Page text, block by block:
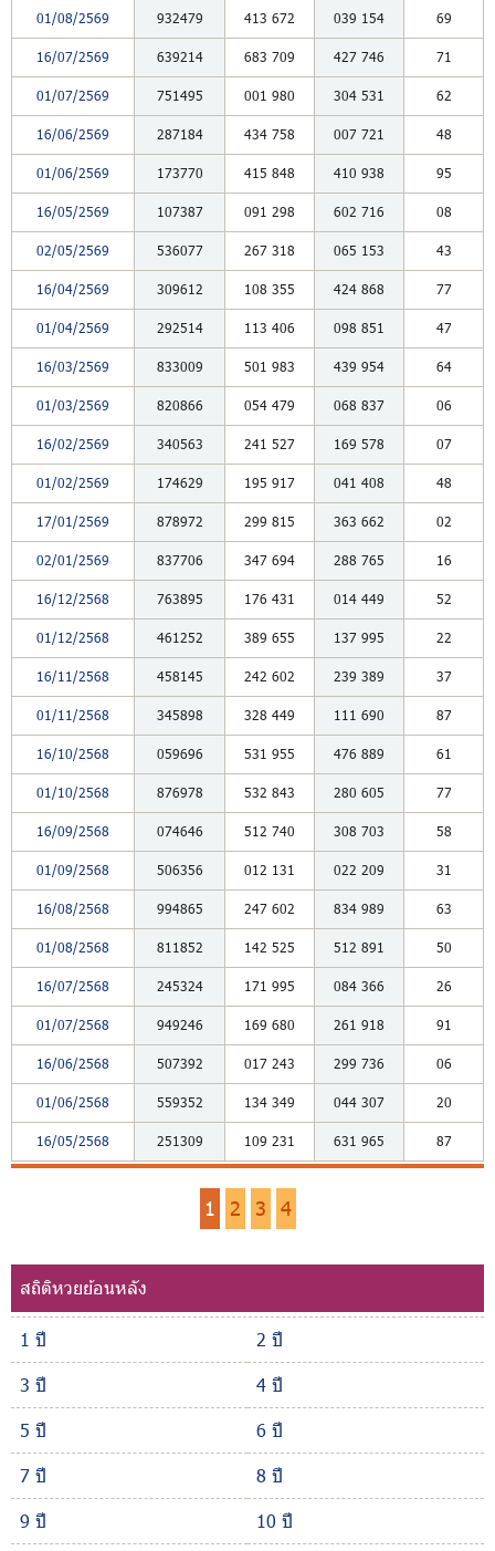
01/08/2569 932479 413 672 039 154 69
16/07/2569 639214 683 709 427 746 71
01/07/2569 751495 001 980 304 531 62
16/06/2569 287184 434 758 007 721 48
01/06/2569 173770 415 848 410 938 95
16/05/2569 107387 091 298 602 716 08
02/05/2569 536077 267 318 065 153 43
16/04/2569 309612 108 355 424 868 77
01/04/2569 292514 113 406 098 851 47
16/03/2569 833009 501 983 439 954 64
01/03/2569 820866 054 479 068 837 06
16/02/2569 340563 241 527 169 578 07
01/02/2569 174629 195 917 041 408 48
17/01/2569 878972 299 815 363 662 02
02/01/2569 837706 347 694 288 765 16
16/12/2568 763895 176 431 014 449 52
01/12/2568 461252 389 655 137 995 22
16/11/2568 458145 242 602 239 389 37
01/11/2568 345898 328 449 111 690 87
16/10/2568 059696 531 955 476 889 61
01/10/2568 876978 532 843 280 605 77
16/09/2568 074646 512 740 308 703 58
01/09/2568 506356 012 131 022 209 31
16/08/2568 994865 247 602 834 989 63
01/08/2568 811852 142 525 512 891 50
16/07/2568 245324 171 995 084 366 26
01/07/2568 949246 169 680 261 918 91
16/06/2568 507392 017 243 299 736 06
01/06/2568 559352 134 349 044 307 20
16/05/2568 251309 109 231 631 965 87
1 2 3 4
สถิติหวยย้อนหลัง
1 ปี
2 ปี
3 ปี
4 ปี
5 ปี
6 ปี
7 ปี
8 ปี
9 ปี
10 ปี